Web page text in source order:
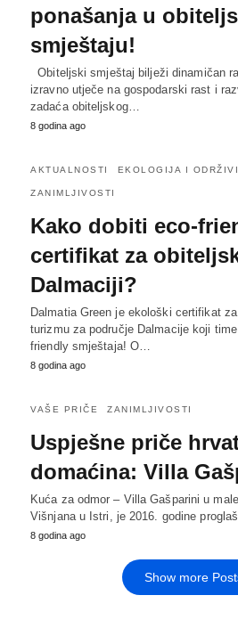
ponašanja u
smještaju!
Obiteljski smještaj bilježi dinamičan
izravno utječe na gospodarski rast i
zadaća obiteljskog…
8 godina ago
AKTUALNOSTI EKOLOGIJA I
ZANIMLJIVOSTI
Kako dobiti eco-
certifikat za
Dalmaciji?
Dalmatia Green je ekološki certifikat
turizmu za područje Dalmacije koji
friendly smještaja! O…
8 godina ago
VAŠE PRIČE ZANIMLJIVOSTI
Uspješne priče
domaćina: Villa
Kuća za odmor – Villa Gašparini u
Višnjana u Istri, je 2016. godine
8 godina ago
Show more